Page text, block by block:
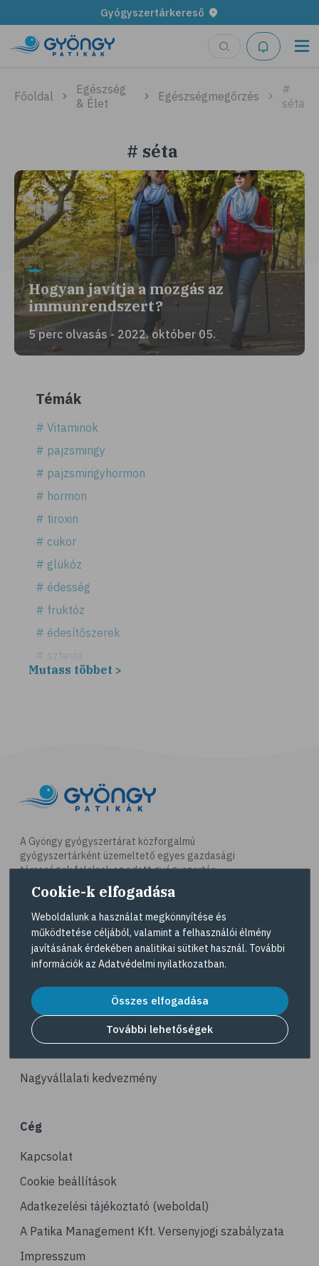
Gyógyszertárkereső
Főoldal
Egészség
& Élet
Egészségmegőrzés
#
séta
# séta
Hogyan javítja a mozgás az
immunrendszert?
5 perc olvasás - 2022. október 05.
Témák
# Vitaminok
# pajzsmirigy
# pajzsmirigyhormon
# hormon
# tiroxin
# cukor
# glükóz
# édesség
# fruktóz
# édesítőszerek
# sztevia
# fogadalom
# célkitűzés
# étkezési napló
# hal
# egészséges táplálkozás
# omega-3
# A-vitamin
# ásványi anyagok
# derékfájás
# tél
# hipertónia
# vérnyomásmérés
# kardiológia
# kardiovaszkuláris betegségek
# szív- és érrendszer
# vérnyomás
Mutass többet >
A Gyöngy gyógyszertárat közforgalmú
gyógyszertárként üzemeltető egyes gazdasági
társaságok felelnek az adott gyógyszertár
működésért. A Gyöngy gyógyszertárak listáját és
elérhetőségeit a Gyógyszertár kereső
tekintheti meg.
Navigáció
Dermokozmetikumok
Gyöngy Patika Magazin
Nagyvállalati kedvezmény
Cég
Kapcsolat
Cookie beállítások
Adatkezelési tájékoztató (weboldal)
A Patika Management Kft. Versenyjogi szabályzata
Impresszum
Cookie-k elfogadása
Weboldalunk a használat megkönnyítése és
működtetése céljából, valamint a felhasználói élmény
javításának érdekében analitikai sütiket használ. További
információk az Adatvédelmi nyilatkozatban.
Összes elfogadása
További lehetőségek